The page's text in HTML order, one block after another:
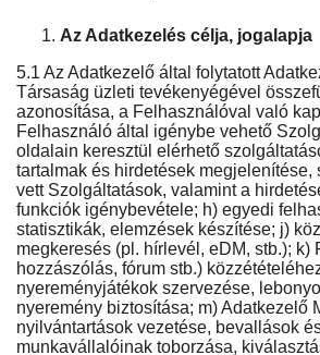
Az Adatkezelés célja, jogalapja
5.1 Az Adatkezelő által folytatott
Társaság üzleti tevékenyégével
azonosítása, a Felhasználóval való
Felhasználó által igénybe vehető
oldalain keresztül elérhető
tartalmak és hirdetések
vett Szolgáltatások, valamint a
funkciók igénybevétele; h) egyedi
statisztikák, elemzések készítése; j)
megkeresés (pl. hírlevél, eDM, stb.);
hozzászólás, fórum stb.)
nyereményjátékok szervezése,
nyeremény biztosítása; m)
nyilvántartások vezetése, bevallások
munkavállalóinak toborzása,